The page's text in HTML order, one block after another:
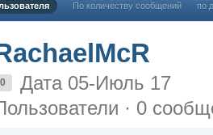
По количеству сообщений по
0
Дата 05-Июль 17
· 0